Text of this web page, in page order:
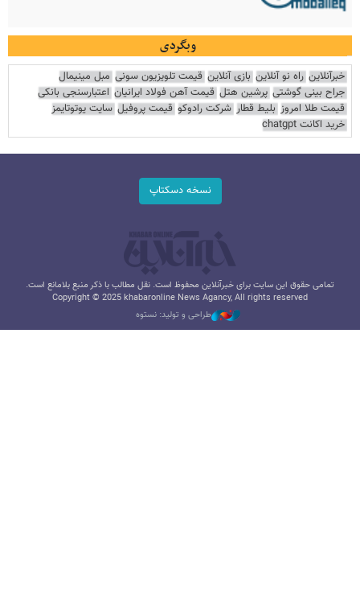
وبگردی
خبرآنلاین راه نو آنلاین بازی آنلاین قیمت تلویزیون سونی مبل مینیمال
جراح بینی گوشتی پرشین هتل قیمت آهن فولاد ایرانیان اعتبارسنجی بانکی
قیمت طلا امروز بلیط قطار شرکت رادوکو قیمت پروفیل سایت یوتوتایمز
خرید اکانت chatgpt
نسخه دسکتاپ
تمامی حقوق این سایت برای خبرآنلاین محفوظ است. نقل مطالب با ذکر منبع بلامانع است.
Copyright © 2025 khabaronline News Agancy, All rights reserved
طراحی و تولید: نستوه